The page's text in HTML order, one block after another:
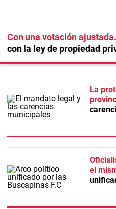
Con una votación ajustada
con la ley de propiedad
La
el